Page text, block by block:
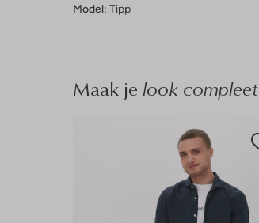
Model: Tipp
Maak je look compleet